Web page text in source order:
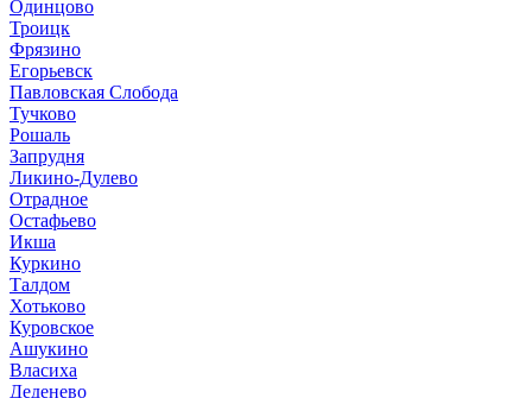
Одинцово
Троицк
Фрязино
Егорьевск
Павловская Слобода
Тучково
Рошаль
Запрудня
Ликино-Дулево
Отрадное
Остафьево
Икша
Куркино
Талдом
Хотьково
Куровское
Ашукино
Власиха
Деденево